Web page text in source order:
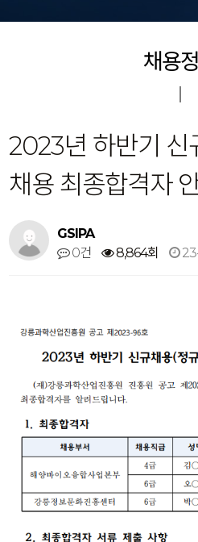
채용
2023년 하반기 신
채용 최종합격자
GSIPA
0건
8,864회